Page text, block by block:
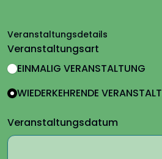
FÜR VERANSTALTER
SUCHE
Veranstaltungsdetails
Veranstaltungsart
EINMALIG VERANSTALTUNG
WIEDERKEHRENDE
Veranstaltungsdatum